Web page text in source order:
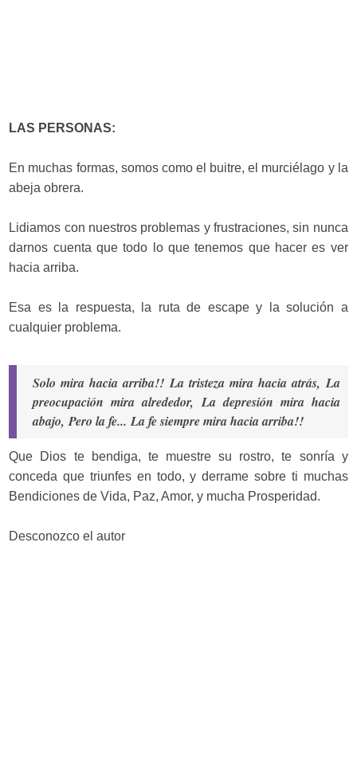
LAS PERSONAS:
En muchas formas, somos como el buitre, el murciélago y la
abeja obrera.
Lidiamos con nuestros problemas y frustraciones, sin nunca
darnos cuenta que todo lo que tenemos que hacer es ver
hacia arriba.
Esa es la respuesta, la ruta de escape y la solución a
cualquier problema.
Solo mira hacia arriba!! La tristeza mira hacia atrás, La
preocupación mira alrededor, La depresión mira hacia
abajo, Pero la fe... La fe siempre mira hacia arriba!!
Que Dios te bendiga, te muestre su rostro, te sonría y
conceda que triunfes en todo, y derrame sobre ti muchas
Bendiciones de Vida, Paz, Amor, y mucha Prosperidad.
Desconozco el autor